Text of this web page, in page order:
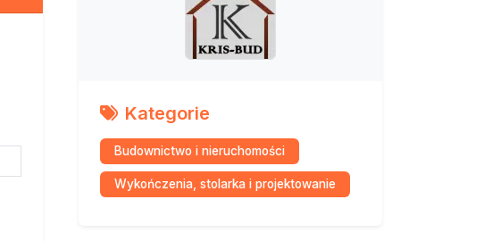
Kategorie
Budownictwo i nieruchomości
Wykończenia, stolarka i projektowanie